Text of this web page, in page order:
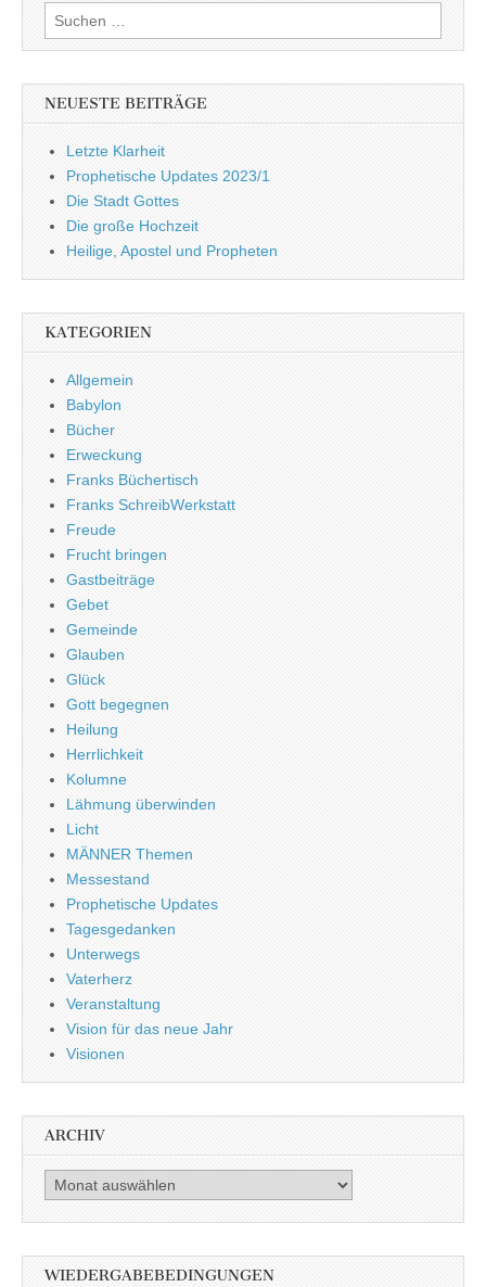
Suchen
nach:
NEUESTE BEITRÄGE
Letzte Klarheit
Prophetische Updates 2023/1
Die Stadt Gottes
Die große Hochzeit
Heilige, Apostel und Propheten
KATEGORIEN
Allgemein
Babylon
Bücher
Erweckung
Franks Büchertisch
Franks SchreibWerkstatt
Freude
Frucht bringen
Gastbeiträge
Gebet
Gemeinde
Glauben
Glück
Gott begegnen
Heilung
Herrlichkeit
Kolumne
Lähmung überwinden
Licht
MÄNNER Themen
Messestand
Prophetische Updates
Tagesgedanken
Unterwegs
Vaterherz
Veranstaltung
Vision für das neue Jahr
Visionen
ARCHIV
Archiv
WIEDERGABEBEDINGUNGEN